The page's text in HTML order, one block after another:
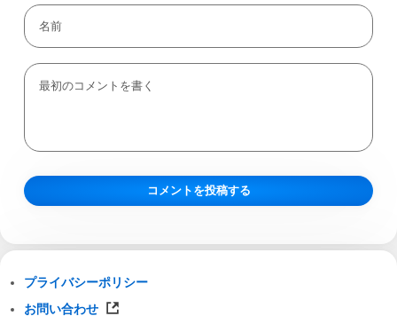
プライバシーポリシー
お問い合わせ